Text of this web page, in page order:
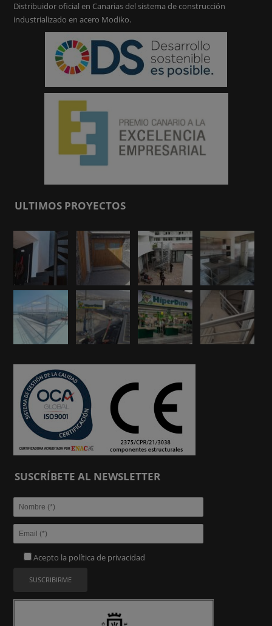
Distribuidor oficial en Canarias del sistema de construcción
industrializado en acero Modiko.
ULTIMOS PROYECTOS
SUSCRÍBETE AL NEWSLETTER
Acepto la política de privacidad